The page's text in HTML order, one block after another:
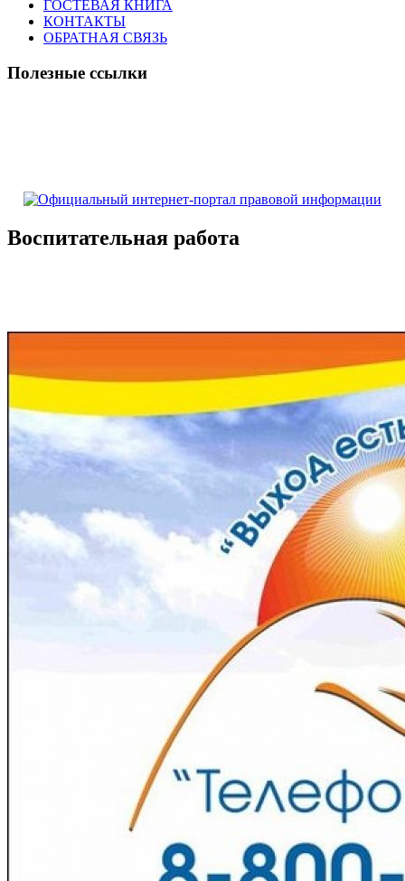
ГОСТЕВАЯ КНИГА
КОНТАКТЫ
ОБРАТНАЯ СВЯЗЬ
Полезные ссылки
Воспитательная работа